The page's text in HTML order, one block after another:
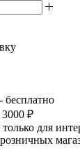
бесплатно
3000 ₽
для